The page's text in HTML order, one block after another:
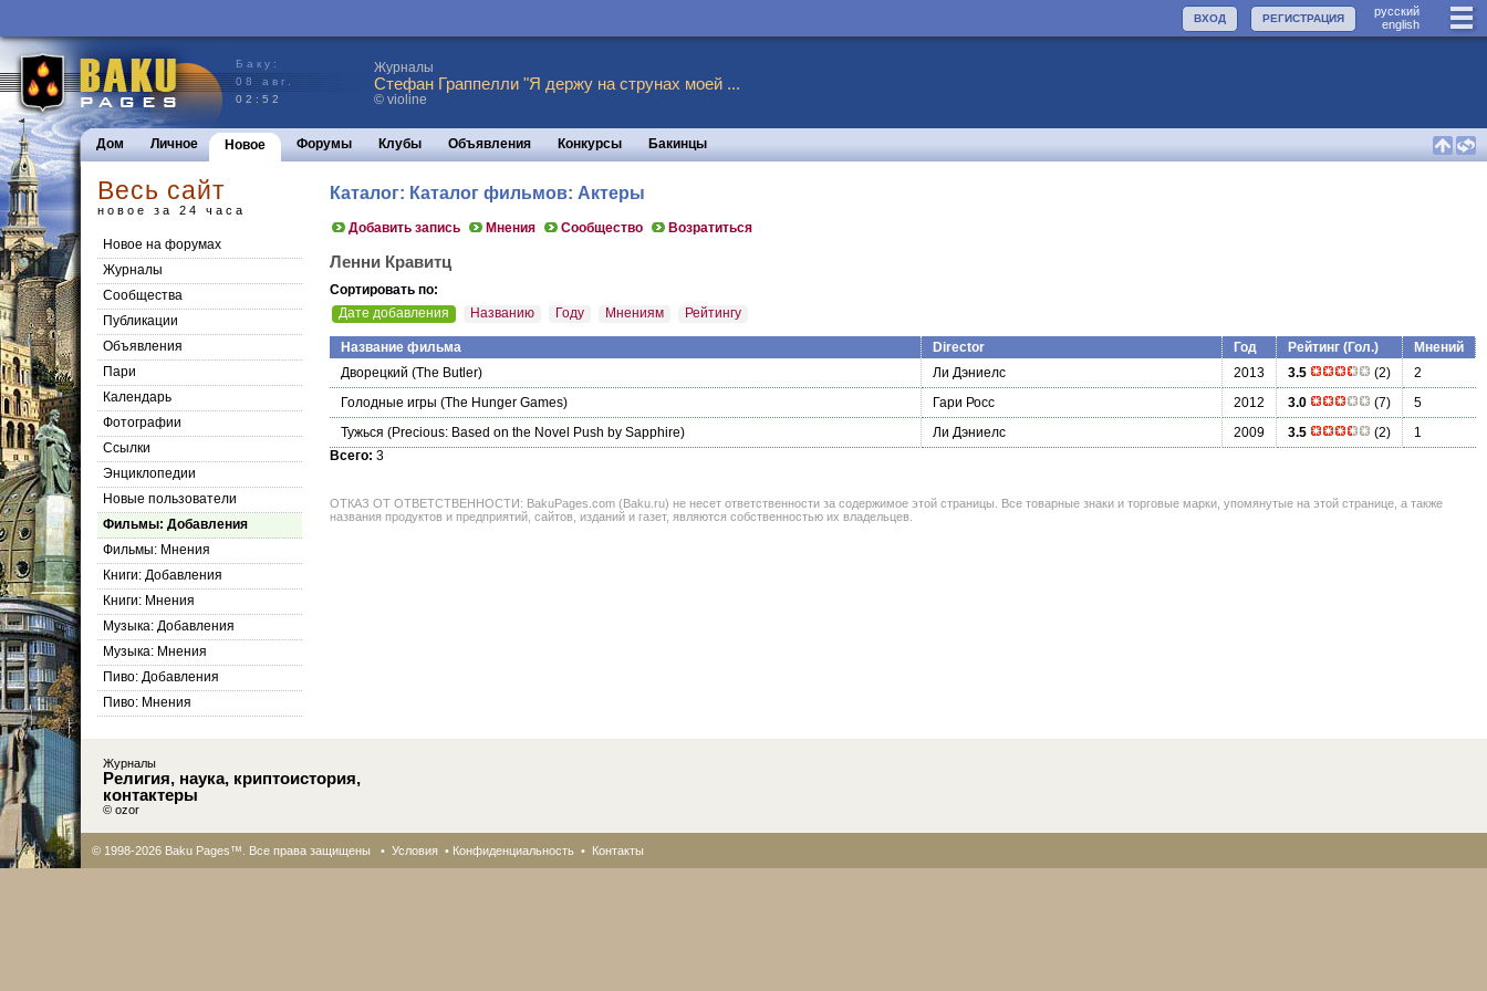
руccкий
english
РЕГИСТРАЦИЯ
ВХОД
Баку:
08 авг.
02:52
Журналы
Стефан Граппелли "Я держу на струнах моей ...
© violine
Дом Личное Новое Форумы Клубы Объявления Конкурсы Бакинцы
Весь сайт
новое за 24 часа
Новое на форумах
Журналы
Сообщества
Публикации
Объявления
Пари
Календарь
Фотографии
Ссылки
Энциклопедии
Новые пользователи
Фильмы: Добавления
Фильмы: Мнения
Книги: Добавления
Книги: Мнения
Музыка: Добавления
Музыка: Мнения
Пиво: Добавления
Пиво: Мнения
Каталог: Каталог фильмов: Актеры
Добавить запись Мнения Сообщество Возратиться
Ленни Кравитц
Сортировать по:
Дате добавления
Названию Году Мнениям Рейтингу
Название фильма Director Год Рейтинг (Гол.)
Мнений
Дворецкий (The Butler) Ли Дэниелс 2013 3.5 (2)
2
Голодные игры (The Hunger Games) Гари Росс 2012 3.0 (7)
5
Тужься (Precious: Based on the Novel Push by Sapphire) Ли Дэниелс 2009 3.5 (2)
1
Всего: 3
ОТКАЗ ОТ ОТВЕТСТВЕННОСТИ: BakuPages.com (Baku.ru) не несет ответственности за содержимое этой страницы. Все товарные знаки и торговые марки, упомянутые на этой странице, а также
названия продуктов и предприятий, сайтов, изданий и газет, являются собственностью их владельцев.
Журналы
Религия, наука, криптоистория,
контактеры
© ozor
© 1998-2026 Baku Pages™. Все права защищены • Условия • Конфиденциальность • Контакты